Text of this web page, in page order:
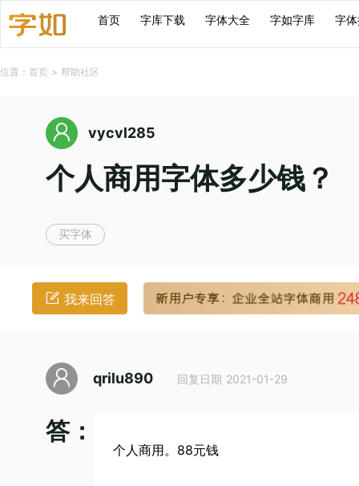
首页 字库下载 字体大全 字如字库 字
位置： 首页 > 帮助社区
vycvl285
个人商用字体多少钱？
买字体
我来回答
qrilu890 回复日期 2021-01-29
答：
个人商用。88元钱